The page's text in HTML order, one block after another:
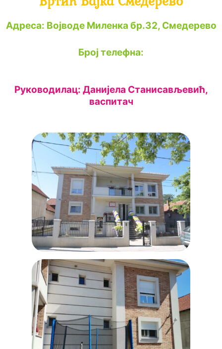
Адреса: Војводе Миленка бр.32, Смедерево
Број телефна:
Руководилац: Данијела Станисављевић,
васпитач